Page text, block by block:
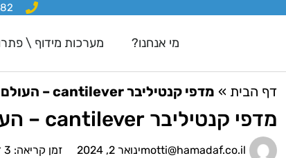
מי אנחנו? מערכות מידוף \
דף הבית » מדפי קנטיליבר cantilever – העולם החדש של פתרונות האחסון
מדפי קנטיליבר cantilever – העולם החדש של פתרונות האחסון
motti@hamadaf.co.ilינואר 2, 2024 זמן קריאה: 3 דקות